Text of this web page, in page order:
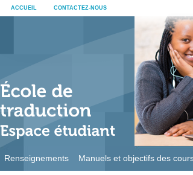
ACCUEIL CONTACTEZ-NOUS
Renseignements Manuels et objectifs des